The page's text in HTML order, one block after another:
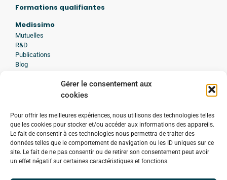
Gérer le consentement aux
cookies
Pour offrir les meilleures expériences, nous utilisons des technologies telles
que les cookies pour stocker et/ou accéder aux informations des appareils.
Le fait de consentir à ces technologies nous permettra de traiter des
données telles que le comportement de navigation ou les ID uniques sur ce
site. Le fait de ne pas consentir ou de retirer son consentement peut avoir
un effet négatif sur certaines caractéristiques et fonctions.
Formations qualifiantes
Medissimo
Mutuelles
R&D
Publications
Blog
A propos de Medissimo
Engagement
Démarche qualité
Formation des personnes en situation de handicap
Confidentialité
Contacter Medissimo